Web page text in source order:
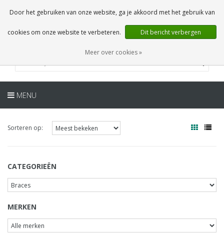
0 Artikelen
NL
MENU
Sorteren op:
CATEGORIEËN
MERKEN
Door het gebruiken van onze website, ga je akkoord met het gebruik van
cookies om onze website te verbeteren. Dit bericht verbergen
Meer over cookies »